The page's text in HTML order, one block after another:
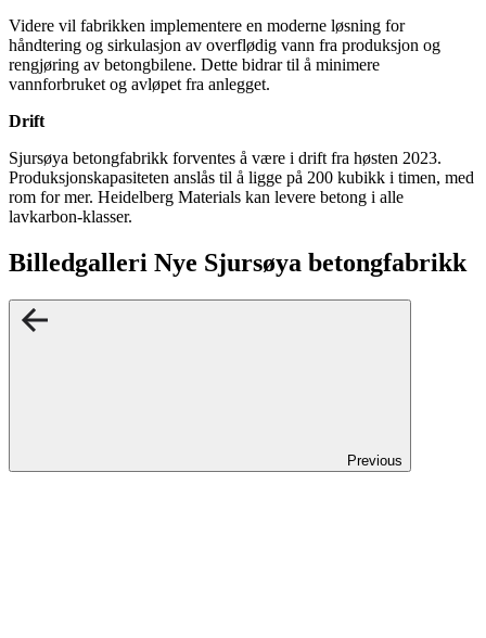
Videre vil fabrikken implementere en moderne løsning for
håndtering og sirkulasjon av overflødig vann fra produksjon og
rengjøring av betongbilene. Dette bidrar til å minimere
vannforbruket og avløpet fra anlegget.
Drift
Sjursøya betongfabrikk forventes å være i drift fra høsten 2023.
Produksjonskapasiteten anslås til å ligge på 200 kubikk i timen, med
rom for mer. Heidelberg Materials kan levere betong i alle
lavkarbon-klasser.
Billedgalleri Nye Sjursøya betongfabrikk
Previous